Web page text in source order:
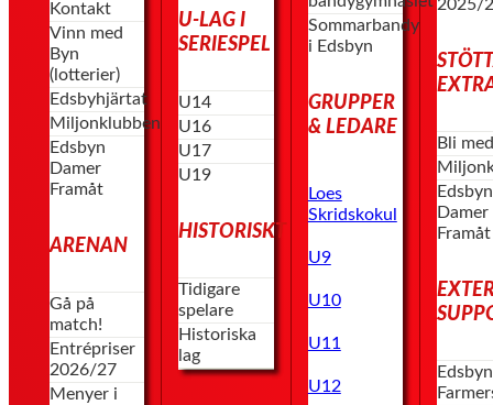
Kontakt
Vinn med
Byn
(lotterier)
Edsbyhjärtat
Miljonklubben
Edsbyn
Damer
Framåt
ARENAN
Gå på
match!
Entrépriser
2026/27
Menyer i
U-LAG I
SERIESPEL
U14
U16
U17
U19
HISTORISKT
Tidigare
spelare
Historiska
lag
Sommarbandy
i Edsbyn
GRUPPER
& LEDARE
Loes
Skridskokul
U9
U10
U11
U12
2025/
Bli
Edsbyn
Damer
Framåt